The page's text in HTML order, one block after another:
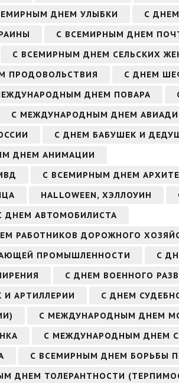
ДНЕМ УЛЫБКИ
С
С ВСЕМИРНЫМ ДНЕМ
С ВСЕМИРНЫМ ДНЕМ СЕЛЬСКИХ
ПРОДОВОЛЬСТВИЯ
С ДНЕМ
ДНЕМ ПОВАРА
С МЕЖДУНАРОДНЫМ ДНЕМ
С ДНЕМ БАБУШЕК И
ДНЕМ АНИМАЦИИ
С ВСЕМИРНЫМ ДНЕМ
HALLOWEEN, ХЭЛЛОУИН
ДНЕМ АВТОМОБИЛИСТА
РАБОТНИКОВ ДОРОЖНОГО
ПРОМЫШЛЕННОСТИ
С
С ДНЕМ ВОЕННОГО
АРТИЛЛЕРИИ
С ДНЕМ
С МЕЖДУНАРОДНЫМ ДНЕМ
С МЕЖДУНАРОДНЫМ ДНЕМ
С ВСЕМИРНЫМ ДНЕМ БОРЬБЫ
ДНЕМ ТОЛЕРАНТНОСТИ